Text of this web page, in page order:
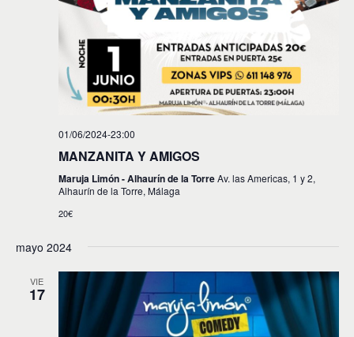
01/06/2024-23:00
MANZANITA Y AMIGOS
Maruja Limón - Alhaurín de la TorreAv. las Americas, 1 y 2,
Alhaurín de la Torre, Málaga
20€
mayo 2024
VIE
17